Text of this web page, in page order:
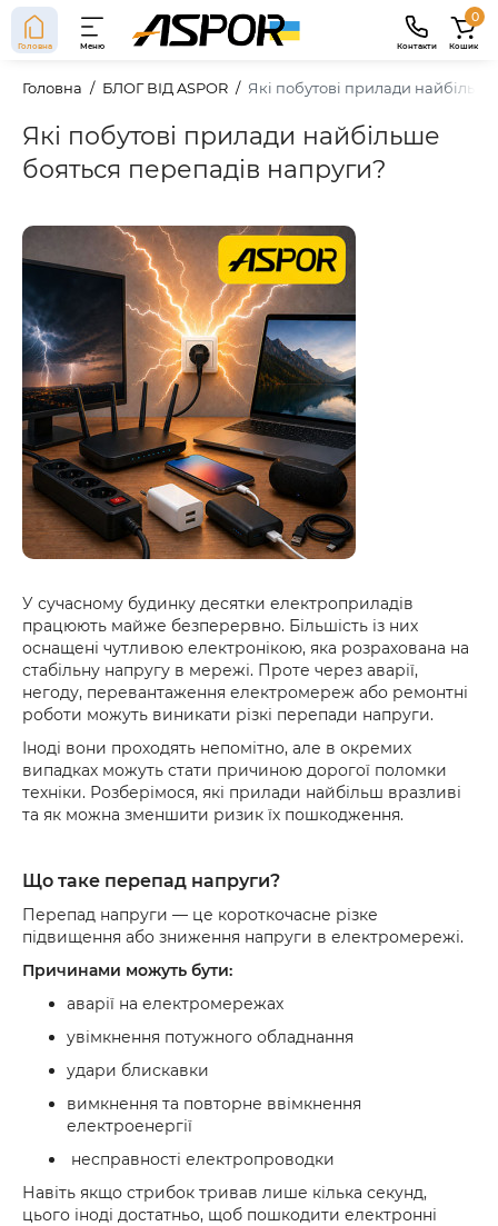
Головна Меню Контакти
0
Кошик
Головна БЛОГ ВІД ASPOR Які побутові прилади
Які побутові прилади найбільше
бояться перепадів напруги?
У сучасному будинку десятки електроприладів
працюють майже безперервно. Більшість із них
оснащені чутливою електронікою, яка розрахована на
стабільну напругу в мережі. Проте через аварії,
негоду, перевантаження електромереж або ремонтні
роботи можуть виникати різкі перепади напруги.
Іноді вони проходять непомітно, але в окремих
випадках можуть стати причиною дорогої поломки
техніки. Розберімося, які прилади найбільш вразливі
та як можна зменшити ризик їх пошкодження.
Що таке перепад напруги?
Перепад напруги — це короткочасне різке
підвищення або зниження напруги в електромережі.
Причинами можуть бути:
аварії на електромережах
увімкнення потужного обладнання
удари блискавки
вимкнення та повторне ввімкнення
електроенергії
несправності електропроводки
Навіть якщо стрибок тривав лише кілька секунд,
цього іноді достатньо, щоб пошкодити електронні